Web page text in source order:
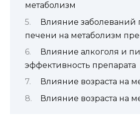
метаболизм
Влияние заболеваний
печени на метаболизм
Влияние алкоголя и
эффективность препарата
Влияние возраста на
Влияние возраста на